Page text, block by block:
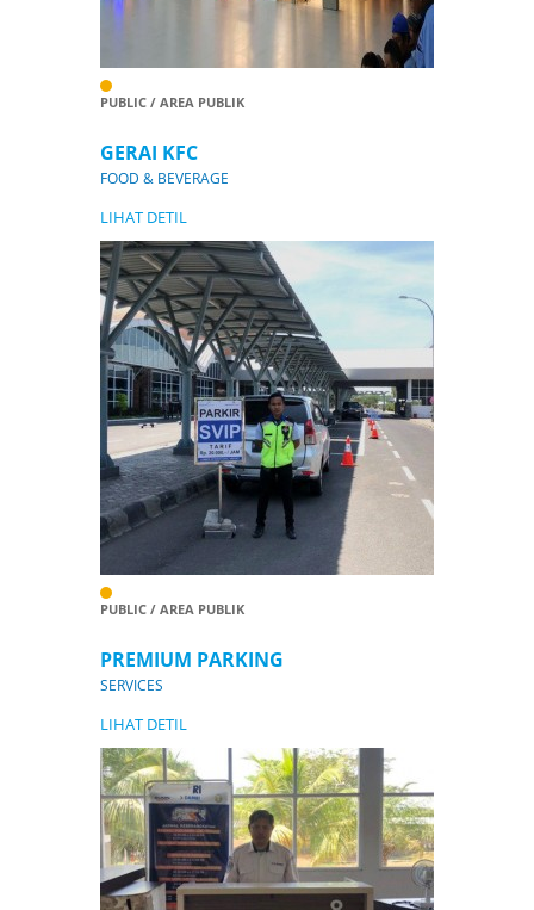
PUBLIC / AREA PUBLIK
GERAI KFC
FOOD & BEVERAGE
LIHAT DETIL
PUBLIC / AREA PUBLIK
PREMIUM PARKING
SERVICES
LIHAT DETIL